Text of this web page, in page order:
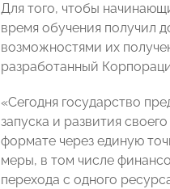
Для того, чтобы
время обучения получил
возможностями их
разработанный
«Сегодня государство
запуска и развития
формате через единую
меры, в том числе
перехода с одного